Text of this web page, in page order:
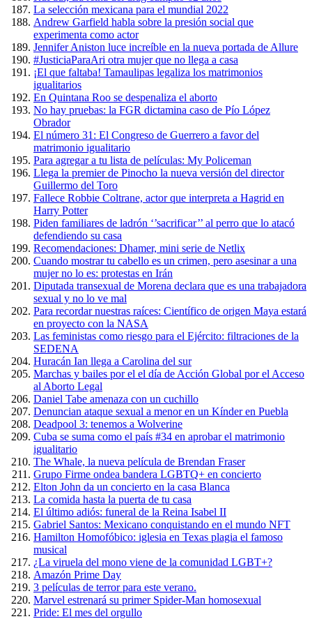
La selección mexicana para el mundial 2022
Andrew Garfield habla sobre la presión social que
experimenta como actor
Jennifer Aniston luce increíble en la nueva portada de Allure
#JusticiaParaAri otra mujer que no llega a casa
¡El que faltaba! Tamaulipas legaliza los matrimonios
igualitarios
En Quintana Roo se despenaliza el aborto
No hay pruebas: la FGR dictamina caso de Pío López
Obrador
El número 31: El Congreso de Guerrero a favor del
matrimonio igualitario
Para agregar a tu lista de películas: My Policeman
Llega la premier de Pinocho la nueva versión del director
Guillermo del Toro
Fallece Robbie Coltrane, actor que interpreta a Hagrid en
Harry Potter
Piden familiares de ladrón ‘’sacrificar’’ al perro que lo atacó
defendiendo su casa
Recomendaciones: Dhamer, mini serie de Netlix
Cuando mostrar tu cabello es un crimen, pero asesinar a una
mujer no lo es: protestas en Irán
Diputada transexual de Morena declara que es una trabajadora
sexual y no lo ve mal
Para recordar nuestras raíces: Científico de origen Maya estará
en proyecto con la NASA
Las feministas como riesgo para el Ejército: filtraciones de la
SEDENA
Huracán Ian llega a Carolina del sur
Marchas y bailes por el el día de Acción Global por el Acceso
al Aborto Legal
Daniel Tabe amenaza con un cuchillo
Denuncian ataque sexual a menor en un Kínder en Puebla
Deadpool 3: tenemos a Wolverine
Cuba se suma como el país #34 en aprobar el matrimonio
igualitario
The Whale, la nueva película de Brendan Fraser
Grupo Firme ondea bandera LGBTQ+ en concierto
Elton John da un concierto en la casa Blanca
La comida hasta la puerta de tu casa
El último adiós: funeral de la Reina Isabel II
Gabriel Santos: Mexicano conquistando en el mundo NFT
Hamilton Homofóbico: iglesia en Texas plagia el famoso
musical
¿La viruela del mono viene de la comunidad LGBT+?
Amazón Prime Day
3 películas de terror para este verano.
Marvel estrenará su primer Spider-Man homosexual
Pride: El mes del orgullo